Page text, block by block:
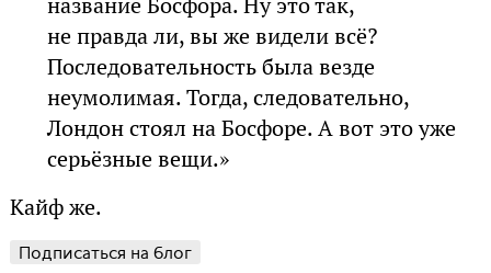
название Босфора. Ну это так,
не правда ли, вы же видели всё?
Последовательность была везде
неумолимая. Тогда, следовательно,
Лондон стоял на Босфоре. А вот это уже
серьёзные вещи.»
Кайф же.
Подписаться на блог